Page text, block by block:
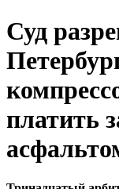
Суд
платить